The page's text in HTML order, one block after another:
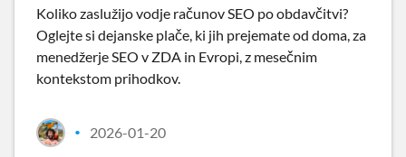
Koliko zaslužijo vodje računov SEO po obdavčitvi?
Oglejte si dejanske plače, ki jih prejemate od doma, za
menedžerje SEO v ZDA in Evropi, z mesečnim
kontekstom prihodkov.
• 2026-01-20